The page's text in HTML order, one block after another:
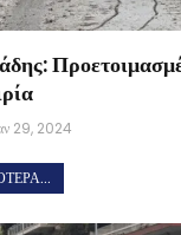
29, 2024